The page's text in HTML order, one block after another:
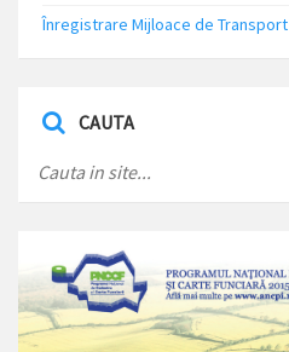
Înregistrare Mijloace de Transport
CAUTA